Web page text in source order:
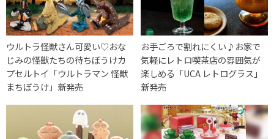
ウルトラ怪獣さん可愛い♡おな
じみの怪獣たちの待ちぼうけカ
プセルトイ「ウルトラマン 怪獣
まちぼうけ」新発売
お手ごろで割れにくい♪お家で
気軽にレトロ喫茶店の雰囲気が
楽しめる「UCA レトログラス」
新発売